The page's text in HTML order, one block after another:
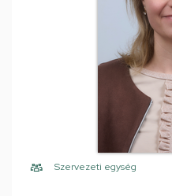
Szervezeti egység